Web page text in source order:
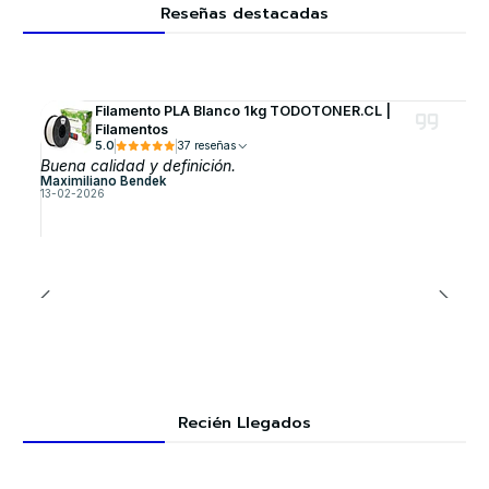
Reseñas destacadas
Filamento PLA Blanco 1kg TODOTONER.CL |
Filamentos
5.0 37 reseñas
Buena calidad y definición.
Maximiliano Bendek
13-02-2026
Recién Llegados